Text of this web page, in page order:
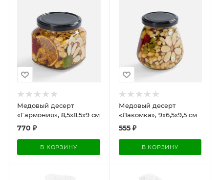
Медовый десерт
«Гармония», 8,5х8,5х9 см
770 ₽
В КОРЗИНУ
Медовый десерт
«Лакомка», 9х6,5х9,5 см
555₽
В КОРЗИНУ